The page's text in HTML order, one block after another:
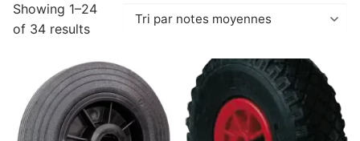
Showing 1–24
of 34 results
Trié
moyenne